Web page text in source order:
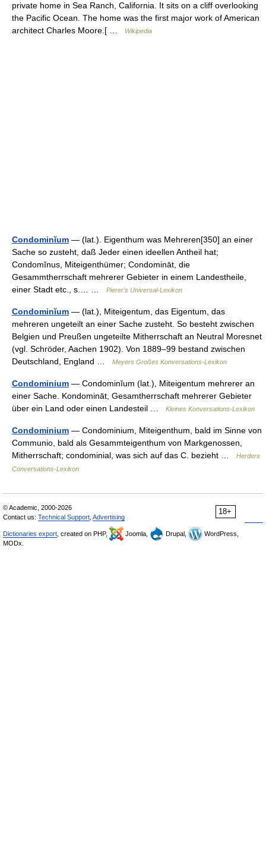
private home in Sea Ranch, California. It sits on a cliff overlooking
the Pacific Ocean. The home was the first major work of American
architect Charles Moore.[ …
Wikipedia
Condominĭum — (lat.). Eigenthum was Mehreren[350] an einer
Sache so zusteht, daß Jeder einen ideellen Antheil hat;
Condomĭnus, Miteigenthümer; Condomināt, die
Gesammtherrschaft mehrerer Gebieter in einem Landestheile,
einer Stadt etc., s.… …
Pierer's Universal-Lexikon
Condominĭum — (lat.), Miteigentum, das Eigentum, das
mehreren ungeteilt an einer Sache zusteht. So besteht zwischen
Belgien und Preußen ungeteilte Mitherrschaft an Neutral Moresnet
(vgl. Schröder, Aachen 1902). Von 1889–99 bestand zwischen
Deutschland, England …
Meyers Großes Konversations-Lexikon
Condominium — Condominĭum (lat.), Miteigentum mehrerer an
einer Sache. Kondomināt, Gesamtherrschaft mehrerer Gebieter
über ein Land oder einen Landesteil …
Kleines Konversations-Lexikon
Condominium — Condominium, Miteigenthum, bald im Sinne von
Communio, bald als Gesammteigenthum von Markgenossen,
Mitherrschaft; condominial, was sich auf das C. bezieht …
Herders
Conversations-Lexikon
18+
© Academic, 2000-2026
Contact us: Technical Support Advertising
Dictionaries export , created on PHP, Joomla, Drupal,
WordPress,
MODx.